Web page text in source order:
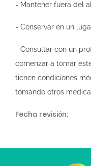
- Mantener fuera del
- Conservar en un
- Consultar con un
comenzar a tomar
tienen condiciones
tomando otros
Fecha revisión: